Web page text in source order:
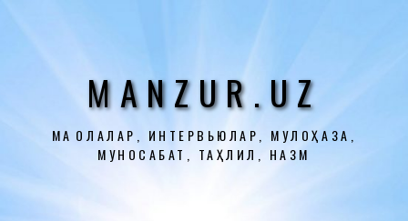
MANZUR.UZ
МАҚОЛАЛАР, ИНТЕРВЬЮЛАР, МУЛОҲАЗА,
МУНОСАБАТ, ТАҲЛИЛ, НАЗМ